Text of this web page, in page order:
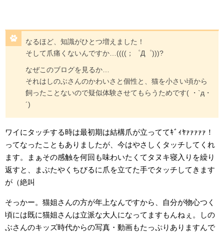
なるほど、知識がひとつ増えました！
そして爪痛くないんですか…((((；゜Д゜)))?
なぜこのブログを見るか…
それはしのぶさんのかわいさと個性と、猫を小さい頃から
飼ったことないので疑似体験させてもらうためです( ・`д・
´)
ワイにタッチする時は最初期は結構爪が立っててｷﾞｨﾔｧｧｧｧｧ！
ってなったこともありましたが、今はやさしくタッチしてくれ
ます。まぁその感触を何回も味わいたくてタヌキ寝入りを繰り
返すと、まぶたやくちびるに爪を立てた手でタッチしてきます
が（絶叫
そっかー。猫姐さんの方が年上なんですから、自分が物心つく
頃には既に猫姐さんは立派な大人になってますもんねぇ。しの
ぶさんのキッズ時代からの写真・動画もたっぷりありますんで